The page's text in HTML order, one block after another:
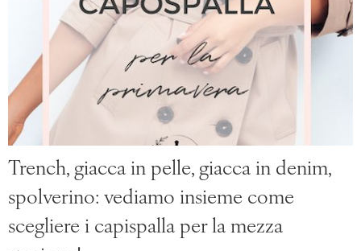
Trench, giacca in pelle, giacca in denim,
spolverino: vediamo insieme come
scegliere i capispalla per la mezza